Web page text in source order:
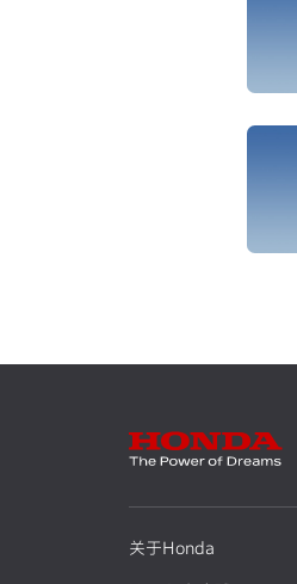
关于Honda